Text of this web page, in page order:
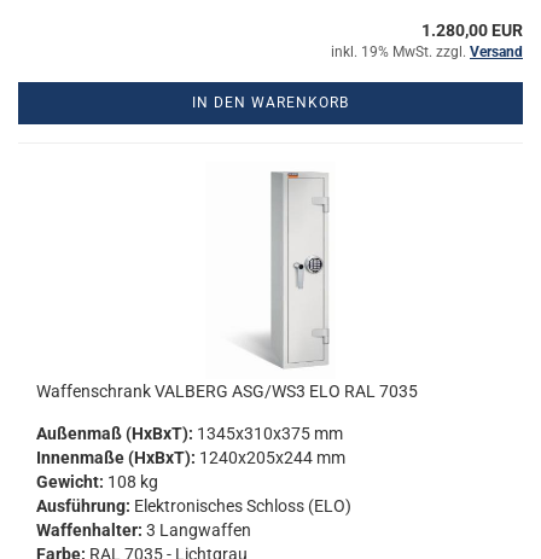
1.280,00 EUR
inkl. 19% MwSt. zzgl. Versand
IN DEN WARENKORB
Waf­fen­schrank VAL­BERG ASG/WS3 ELO RAL 7035
Au­ßen­maß (HxBxT): 1345x310x375 mm
In­nen­ma­ße (HxBxT): 1240x205x244 mm
Ge­wicht: 108 kg
Aus­füh­rung: Elek­tro­ni­sches Schloss (ELO)
Waf­fen­hal­ter: 3 Lang­waf­fen
Farbe: RAL 7035 - Licht­grau